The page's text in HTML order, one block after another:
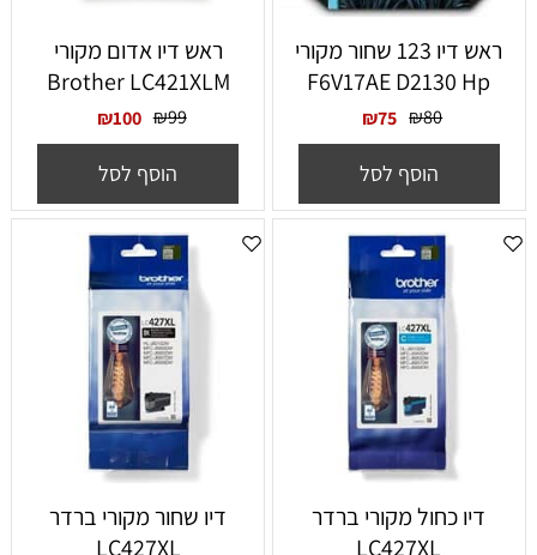
ראש דיו 123 שחור מקורי
F6V17AE D2130 Hp
₪80
₪75
הוסף לסל
‏ראש דיו אדום מקורי
Brother LC421XLM
₪99
₪100
הוסף לסל
דיו כחול מקורי ברדר
LC427XL
דיו שחור מקורי ברדר
LC427XL